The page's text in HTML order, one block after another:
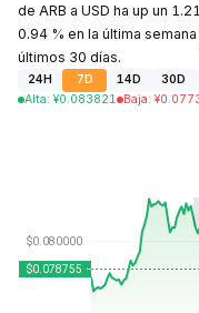
de ARB a USD ha up un
0.94 % en la última
últimos 30 días.
24H 7D 14D 30D
Alta: ¥0.083821 Baja: ¥